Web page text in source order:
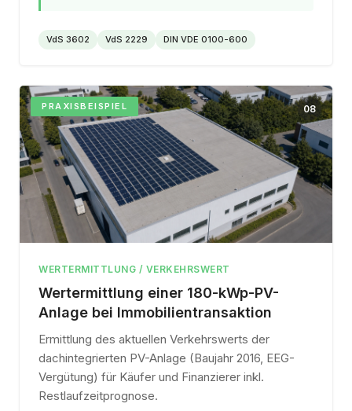
VdS 3602 VdS 2229 DIN VDE 0100-600
PRAXISBEISPIEL 08
WERTERMITTLUNG / VERKEHRSWERT
Wertermittlung einer 180-kWp-PV-
Anlage bei Immobilientransaktion
Ermittlung des aktuellen Verkehrswerts der
dachintegrierten PV-Anlage (Baujahr 2016, EEG-
Vergütung) für Käufer und Finanzierer inkl.
Restlaufzeitprognose.